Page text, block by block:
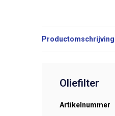
Productomschrijving
Oliefilter
Artikelnummer